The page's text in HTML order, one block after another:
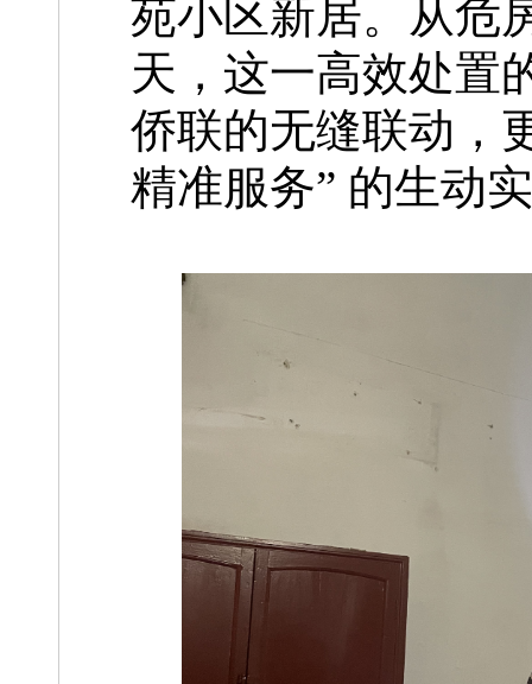
苑小区新居。从危
天，这一高效处置
侨联的无缝联动，
精准服务” 的生动